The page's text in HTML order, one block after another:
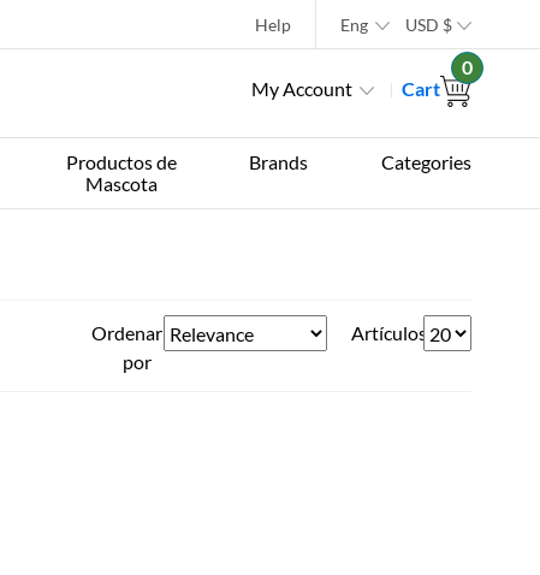
Help Eng USD $
My Account Cart
0
Productos de
Mascota
Brands Categories
Ordenar
por
Artículos